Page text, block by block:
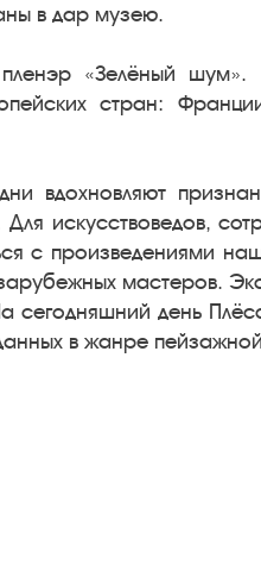
в дар музею.
«Зелёный
стран:
вдохновляют
искусствоведов,
с произведениями
мастеров.
день
в жанре